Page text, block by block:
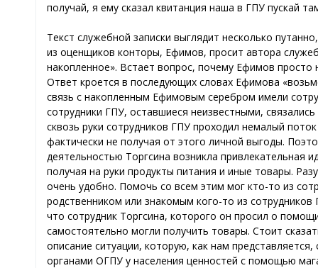
получай, я ему сказал квитанция наша в ГПУ пускай
Текст служебной записки выглядит несколько
из оценщиков конторы, Ефимов, просит автора
накопленное». Встает вопрос, почему Ефимов просто
Ответ кроется в последующих словах Ефимова
связь с накопленным Ефимовым серебром имели
сотрудники ГПУ, оставшиеся неизвестными,
сквозь руки сотрудников ГПУ проходил немалый
фактически не получая от этого личной выгоды.
деятельностью Торгсина возникла привлекательная
получая на руки продукты питания и иные товары.
очень удобно. Помочь со всем этим мог кто-то из
родственником или знакомым кого-то из
что сотрудник Торгсина, которого он просил о
самостоятельно могли получить товары. Стоит
описание ситуации, которую, как нам
органами ОГПУ у населения ценностей с помощью